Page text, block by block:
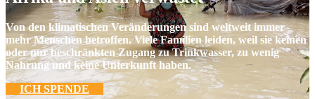
Von den klimatischen Veränderungen sind weltweit immer
mehr Menschen betroffen. Viele Familien leiden, weil sie keinen
oder nur beschränkten Zugang zu Trinkwasser, zu wenig
Nahrung und keine Unterkunft haben.
ICH SPENDE